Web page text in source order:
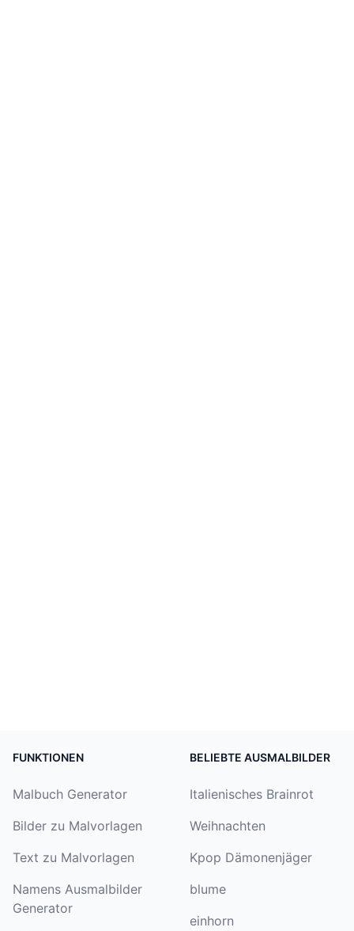
FUNKTIONEN
Malbuch Generator
Bilder zu Malvorlagen
Text zu Malvorlagen
Namens Ausmalbilder
Generator
BELIEBTE AUSMALBILDER
Italienisches Brainrot
Weihnachten
Kpop Dämonenjäger
blume
einhorn